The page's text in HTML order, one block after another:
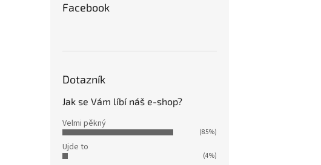
Facebook
Dotazník
Jak se Vám líbí náš e-shop?
Velmi pěkný
(85%)
Ujde to
(4%)